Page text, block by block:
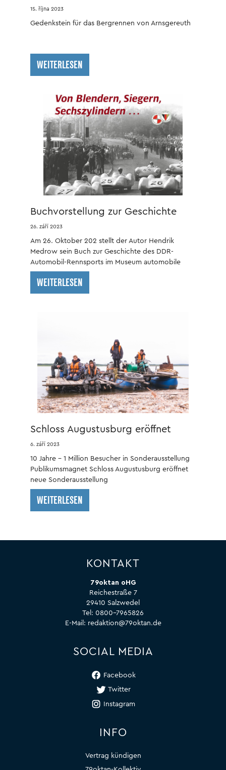
15. října 2023
Gedenkstein für das Bergrennen von Arnsgereuth
WEITERLESEN
Buchvorstellung zur Geschichte
des DDR-Automobil-Rennsports
26. září 2023
Am 26. Oktober 202 stellt der Autor Hendrik
Medrow sein Buch zur Geschichte des DDR-
Automobil-Rennsports im Museum automobile
welt eisenach vor.
WEITERLESEN
Schloss Augustusburg eröffnet
neue Sonderausstellung
6. září 2023
10 Jahre – 1 Million Besucher in Sonderausstellung
Publikumsmagnet Schloss Augustusburg eröffnet
neue Sonderausstellung
WEITERLESEN
KONTAKT
79oktan oHG
Reichestraße 7
29410 Salzwedel
Tel: 0800-7965826
E-Mail: redaktion@79oktan.de
SOCIAL MEDIA
Facebook
Twitter
Instagram
INFO
Vertrag kündigen